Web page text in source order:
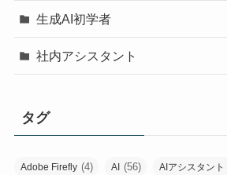
生成AI初学者
社内アシスタント
タグ
Adobe Firefly (4) AI (56) AIアシスタント